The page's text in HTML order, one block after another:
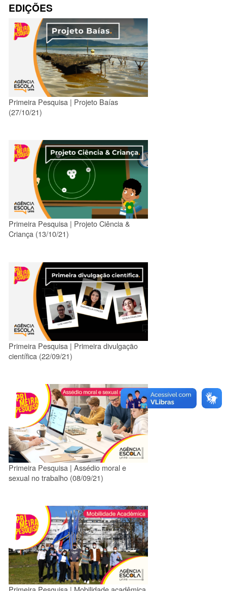
EDIÇÕES
Primeira Pesquisa | Projeto Baías
(27/10/21)
Primeira Pesquisa | Projeto Ciência &
Criança (13/10/21)
Primeira Pesquisa | Primeira divulgação
científica (22/09/21)
Primeira Pesquisa | Assédio moral e
sexual no trabalho (08/09/21)